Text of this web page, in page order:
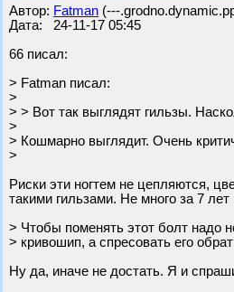
Автор: Fatman (---
Дата: 24-11-17 05:45
66 писал:
> Fatman писал:
>
> > Вот так выглядят гильзы.
>
> Кошмарно выглядит. Очень
>
Риски эти ногтем не цепляются,
такими гильзами. Не много за 7
> Чтобы поменять этот болт надо
> кривошип, а спресовать его
Ну да, иначе не достать. Я и